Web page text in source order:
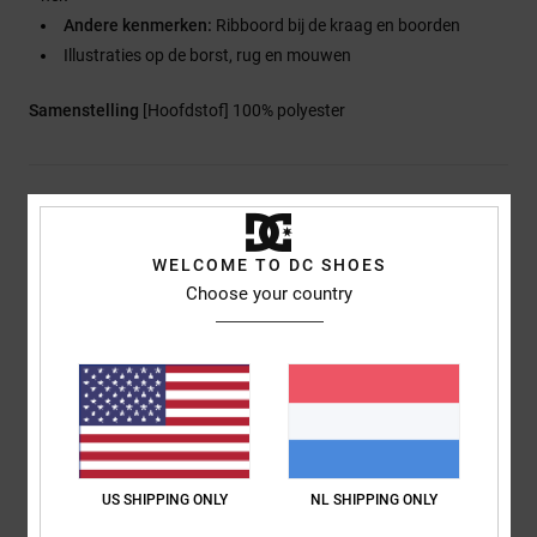
Andere kenmerken: Ribboord bij de kraag en boorden
Illustraties op de borst, rug en mouwen
Samenstelling [Hoofdstof] 100% polyester
Bezorging en Retour
Reviews van klanten
Gemiddelde score
4.0
WELCOME TO DC SHOES
Choose your country
US SHIPPING ONLY NL SHIPPING ONLY